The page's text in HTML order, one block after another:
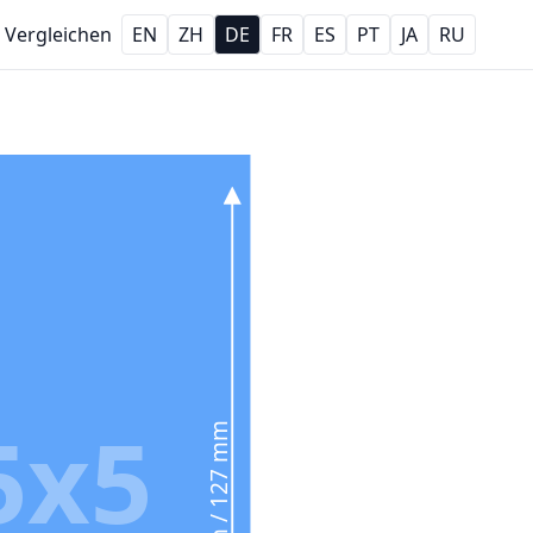
Vergleichen EN ZH DE FR ES PT JA RU
5 in / 127 mm